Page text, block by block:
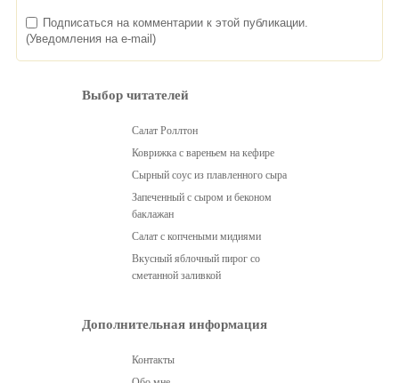
Подписаться на комментарии к этой публикации.
(Уведомления на e-mail)
Выбор читателей
Салат Роллтон
Коврижка с вареньем на кефире
Сырный соус из плавленного сыра
Запеченный с сыром и беконом
баклажан
Салат с копчеными мидиями
Вкусный яблочный пирог со
сметанной заливкой
Дополнительная информация
Контакты